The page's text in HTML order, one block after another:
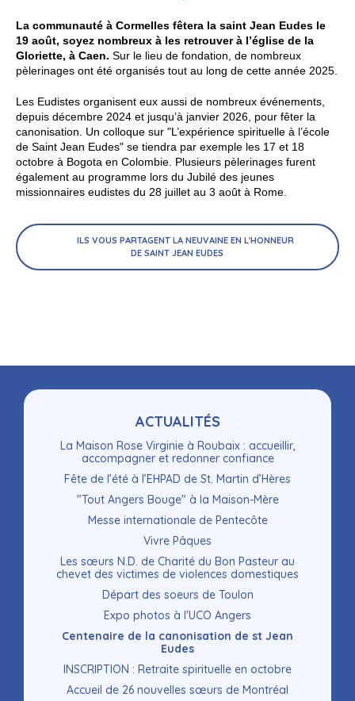
La communauté à Cormelles fêtera la saint Jean Eudes le
19 août, soyez nombreux à les retrouver à l’église de la
Gloriette, à Caen. Sur le lieu de fondation, de nombreux
pèlerinages ont été organisés tout au long de cette année 2025.
Les Eudistes organisent eux aussi de nombreux événements,
depuis décembre 2024 et jusqu’à janvier 2026, pour fêter la
canonisation. Un colloque sur "L’expérience spirituelle à l’école
de Saint Jean Eudes" se tiendra par exemple les 17 et 18
octobre à Bogota en Colombie. Plusieurs pèlerinages furent
également au programme lors du Jubilé des jeunes
missionnaires eudistes du 28 juillet au 3 août à Rome.
ILS VOUS PARTAGENT LA NEUVAINE EN L'HONNEUR
DE SAINT JEAN EUDES
ACTUALITÉS
La Maison Rose Virginie à Roubaix : accueillir,
accompagner et redonner confiance
Fête de l’été à l’EHPAD de St. Martin d’Hères
"Tout Angers Bouge" à la Maison-Mère
Messe internationale de Pentecôte
Vivre Pâques
Les sœurs N.D. de Charité du Bon Pasteur au
chevet des victimes de violences domestiques
Départ des soeurs de Toulon
Expo photos à l'UCO Angers
Centenaire de la canonisation de st Jean
Eudes
INSCRIPTION : Retraite spirituelle en octobre
Accueil de 26 nouvelles sœurs de Montréal